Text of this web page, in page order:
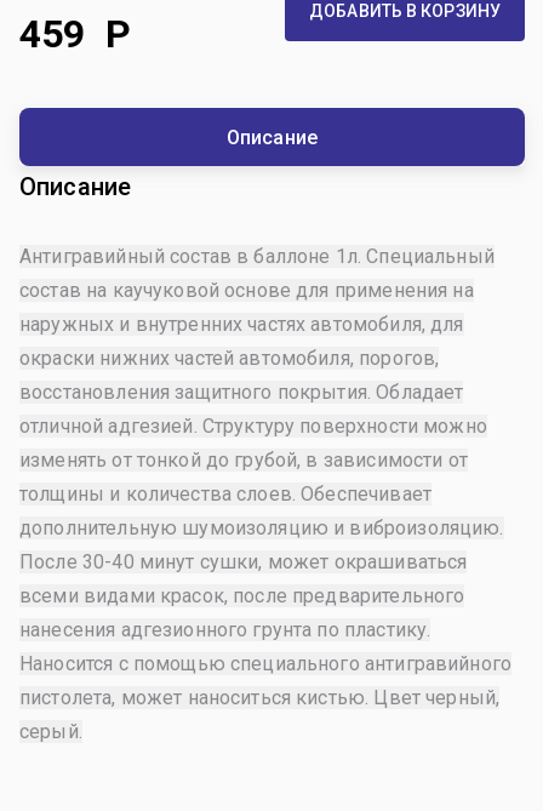
459 Р ДОБАВИТЬ В КОРЗИНУ
Описание
Описание
Антигравийный состав в баллоне 1л. Специальный
состав на каучуковой основе для применения на
наружных и внутренних частях автомобиля, для
окраски нижних частей автомобиля, порогов,
восстановления защитного покрытия. Обладает
отличной адгезией. Структуру поверхности можно
изменять от тонкой до грубой, в зависимости от
толщины и количества слоев. Обеспечивает
дополнительную шумоизоляцию и виброизоляцию.
После 30-40 минут сушки, может окрашиваться
всеми видами красок, после предварительного
нанесения адгезионного грунта по пластику.
Наносится с помощью специального антигравийного
пистолета, может наноситься кистью. Цвет черный,
серый.